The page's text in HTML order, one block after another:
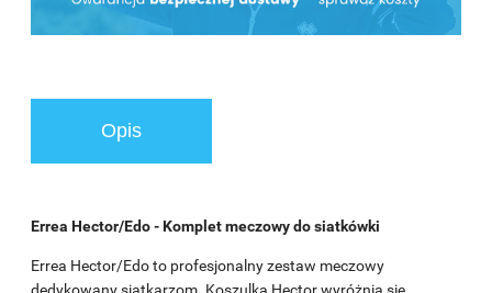
Opis
Errea Hector/Edo - Komplet meczowy do siatkówki
Errea Hector/Edo to profesjonalny zestaw meczowy